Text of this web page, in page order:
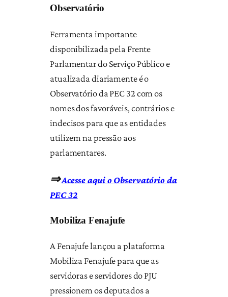
Observatório
Ferramenta importante
disponibilizada pela Frente
Parlamentar do Serviço Público e
atualizada diariamente é o
Observatório da PEC 32 com os
nomes dos favoráveis, contrários e
indecisos para que as entidades
utilizem na pressão aos
parlamentares.
⇒Acesse aqui o Observatório da
PEC 32
Mobiliza Fenajufe
A Fenajufe lançou a plataforma
Mobiliza Fenajufe para que as
servidoras e servidores do PJU
pressionem os deputados a